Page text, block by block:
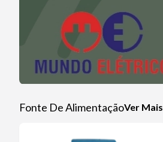
Fonte De AlimentaçãoVer Mais